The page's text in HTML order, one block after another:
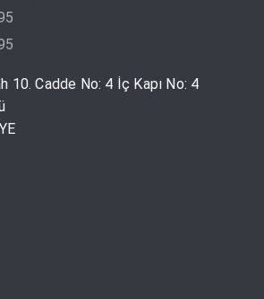
10. Cadde No: 4 İç Kapı No: 4